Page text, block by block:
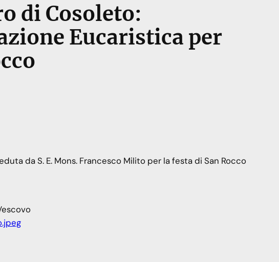
di Cosoleto:
Eucaristica per
da S. E. Mons. Francesco Milito per la festa di San Rocco